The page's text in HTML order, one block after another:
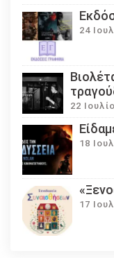
24
22
18
17